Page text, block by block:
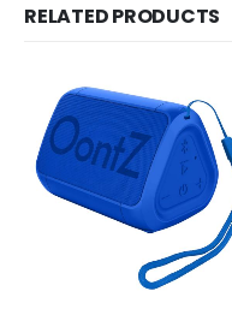
RELATED PRODUCTS